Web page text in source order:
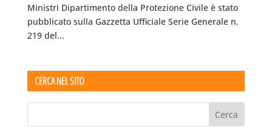
Ministri Dipartimento della Protezione Civile è stato
pubblicato sulla Gazzetta Ufficiale Serie Generale n.
219 del...
CERCA NEL SITO